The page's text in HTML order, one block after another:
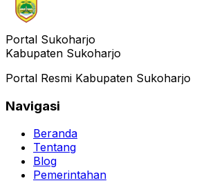
Portal Sukoharjo
Kabupaten Sukoharjo
Portal Resmi Kabupaten Sukoharjo
Navigasi
Beranda
Tentang
Blog
Pemerintahan